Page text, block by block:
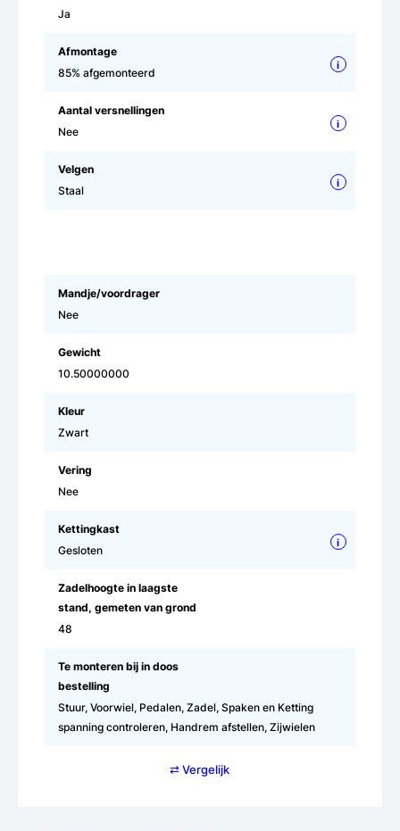
Ja
Afmontage
85% afgemonteerd
i
Aantal versnellingen
Nee
i
Velgen
Staal
i
Mandje/voordrager
Nee
Gewicht
10.50000000
Kleur
Zwart
Vering
Nee
Kettingkast
Gesloten
i
Zadelhoogte in laagste
stand, gemeten van grond
48
Te monteren bij in doos
bestelling
Stuur, Voorwiel, Pedalen, Zadel, Spaken en Ketting
spanning controleren, Handrem afstellen, Zijwielen
⇄ Vergelijk